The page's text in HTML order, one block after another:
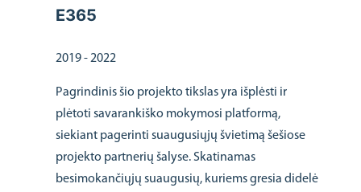
E365
2019 - 2022
Pagrindinis šio projekto tikslas yra išplėsti ir
plėtoti savarankiško mokymosi platformą,
siekiant pagerinti suaugusiųjų švietimą šešiose
projekto partnerių šalyse. Skatinamas
besimokančiųjų suaugusių, kuriems gresia didelė